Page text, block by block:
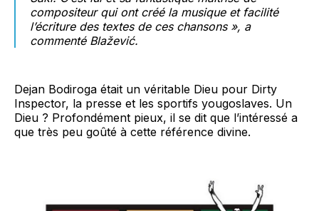
compositeur qui ont créé la musique et facilité
l’écriture des textes de ces chansons », a
commenté Blažević.
Dejan Bodiroga était un véritable Dieu pour Dirty
Inspector, la presse et les sportifs yougoslaves. Un
Dieu ? Profondément pieux, il se dit que l’intéressé a
que très peu goûté à cette référence divine.